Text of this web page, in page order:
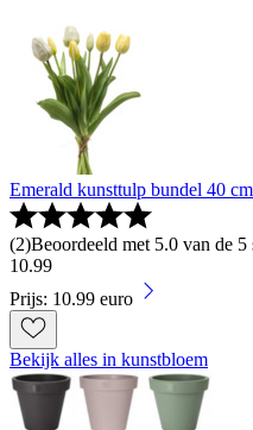
Emerald kunsttulp bundel 40
(2)Beoordeeld met 5.0 van de
10.99
Prijs: 10.99 euro
Bekijk alles in kunstbloem